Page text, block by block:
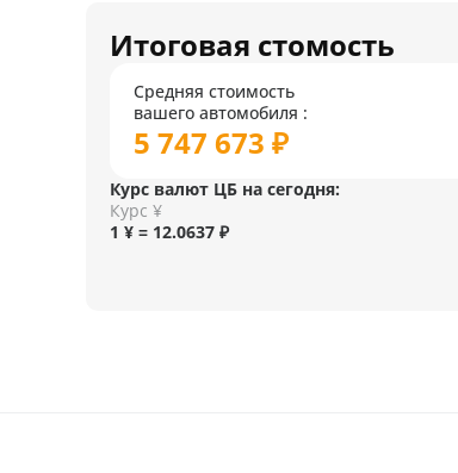
Итоговая стомость
Средняя стоимость
вашего автомобиля :
5 747 673 ₽
Курс валют ЦБ на сегодня:
Курс ¥
1 ¥ = 12.0637 ₽